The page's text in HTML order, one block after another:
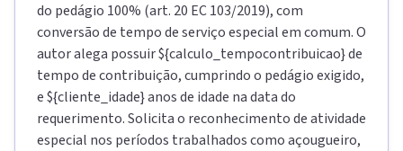
do pedágio 100% (art. 20 EC 103/2019), com
conversão de tempo de serviço especial em comum. O
autor alega possuir ${calculo_tempocontribuicao} de
tempo de contribuição, cumprindo o pedágio exigido,
e ${cliente_idade} anos de idade na data do
requerimento. Solicita o reconhecimento de atividade
especial nos períodos trabalhados como açougueiro,